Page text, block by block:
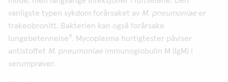
vanligste typen sykdom forårsaket av M. pneumoniae er
trakeobronitt. Bakterien kan også forårsake
lungebetennelse9. Mycoplasma hurtigtester påviser
antistoffet M. pneumoniae immunoglobulin M (IgM) i
serumprøver.